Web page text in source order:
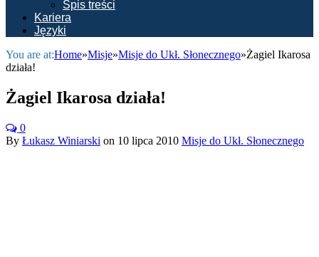
Spis treści
Kariera
Języki
You are at:Home»Misje»Misje do Ukł. Słonecznego»Żagiel Ikarosa
działa!
Żagiel Ikarosa działa!
0
By Łukasz Winiarski on 10 lipca 2010 Misje do Ukł. Słonecznego